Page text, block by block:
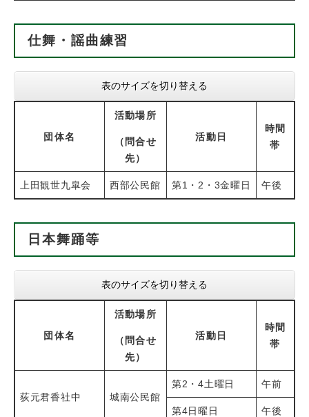
仕舞・謡曲練習
表のサイズを切り替える
団体名
活動場所
（問合せ
先）
活動日
時間
帯
上田観世九皐会 西部公民館 第1・2・3金曜日 午後
日本舞踊等
表のサイズを切り替える
団体名
活動場所
（問合せ
先）
活動日
時間
帯
荻元君香社中 城南公民館
第2・4土曜日 午前
第4日曜日 午後